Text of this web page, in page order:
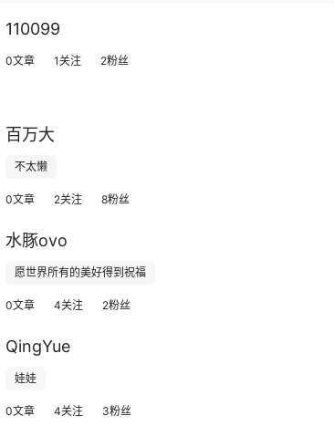
110099
0文章 1关注 2粉丝
百万大
不太懒
0文章 2关注 8粉丝
水豚ovo
愿世界所有的美好得到祝福
0文章 4关注 2粉丝
QingYue
娃娃
0文章 4关注 3粉丝